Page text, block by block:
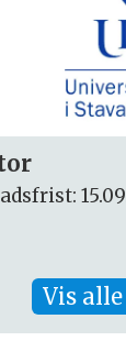
og
Vis